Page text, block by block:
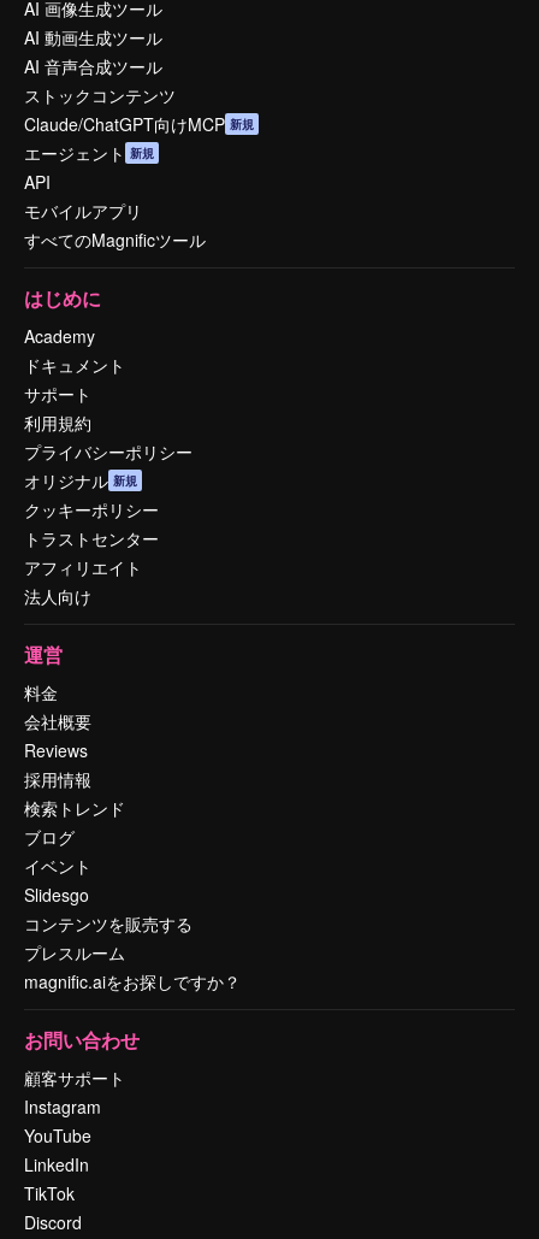
AI 画像生成ツール
AI 動画生成ツール
AI 音声合成ツール
ストックコンテンツ
Claude/ChatGPT向けMCP 新規
エージェント 新規
API
モバイルアプリ
すべてのMagnificツール
はじめに
Academy
ドキュメント
サポート
利用規約
プライバシーポリシー
オリジナル 新規
クッキーポリシー
トラストセンター
アフィリエイト
法人向け
運営
料金
会社概要
Reviews
採用情報
検索トレンド
ブログ
イベント
Slidesgo
コンテンツを販売する
プレスルーム
magnific.aiをお探しですか？
お問い合わせ
顧客サポート
Instagram
YouTube
LinkedIn
TikTok
Discord